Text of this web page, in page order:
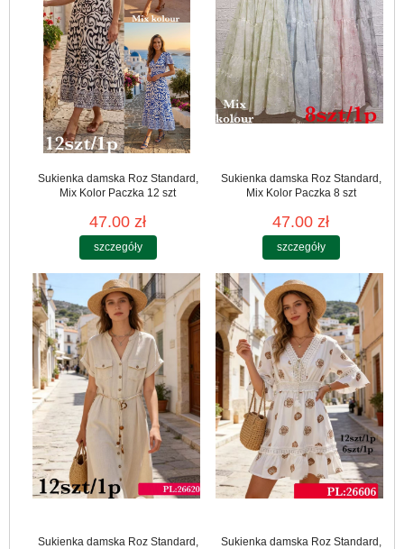
Sukienka damska Roz Standard,
Mix Kolor Paczka 12 szt
47.00 zł
szczegóły
Sukienka damska Roz Standard,
Mix Kolor Paczka 8 szt
47.00 zł
szczegóły
Sukienka damska Roz Standard,
Sukienka damska Roz Standard,